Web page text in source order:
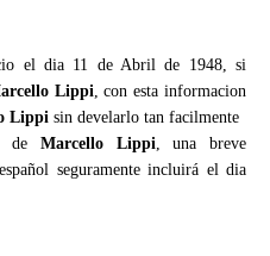
el dia 11 de Abril de 1948, si
Lippi, con esta informacion
Lippi sin develarlo tan facilmente
de Marcello Lippi, una breve
seguramente incluirá el dia